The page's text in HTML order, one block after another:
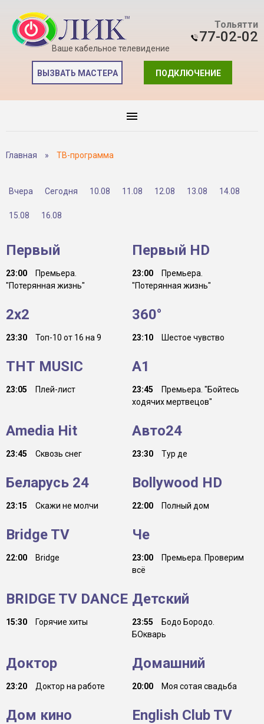
Ваше кабельное телевидение
Тольятти
77-02-02
ПОДКЛЮЧЕНИЕ
ВЫЗВАТЬ МАСТЕРА
Главная » ТВ-программа
Вчера Сегодня 10.08 11.08 12.08 13.08 14.08
15.08 16.08
Первый
23:00
Премьера.
"Потерянная жизнь"
Первый HD
23:00
Премьера.
"Потерянная жизнь"
2x2
23:30 Топ-10 от 16 на 9
360°
23:10 Шестое чувство
ТНТ MUSIC
23:05 Плей-лист
A1
23:45
Премьера. "Бойтесь
ходячих мертвецов"
Amedia Hit
23:45 Сквозь снег
Авто24
23:30 Тур де
Беларусь 24
23:15 Скажи не молчи
Bollywood HD
22:00 Полный дом
Bridge TV
22:00 Bridge
Че
23:00
Премьера. Проверим
всё
BRIDGE TV DANCE
15:30 Горячие хиты
Детский
23:55
Бодо Бородо.
БОкварь
Доктор
23:20 Доктор на работе
Домашний
20:00 Моя сотая свадьба
Дом кино English Club TV